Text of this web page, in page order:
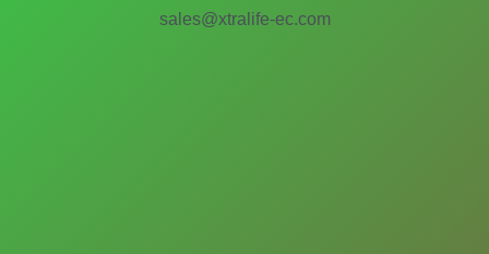
sales@xtralife-ec.com